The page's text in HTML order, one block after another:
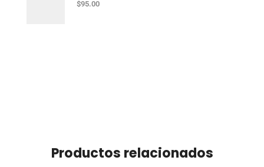
$95.00
Productos relacionados